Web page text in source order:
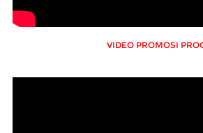
VIDEO PROMOSI